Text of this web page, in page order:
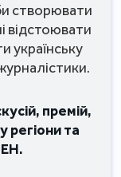
створювати
відстоювати
українську
премій,
регіони та